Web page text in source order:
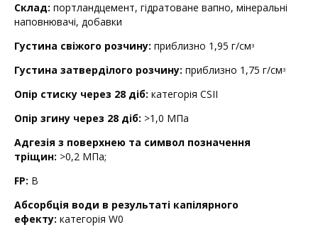
Склад: портландцемент, гідратоване вапно, мінеральні
наповнювачі, добавки
Густина свіжого розчину: приблизно 1,95 г/см3
Густина затверділого розчину: приблизно 1,75 г/см3
Опір стиску через 28 діб: категорія CSII
Опір згину через 28 діб: >1,0 МПa
Адгезія з поверхнею та символ позначення
тріщин: >0,2 MПa;
FP: В
Абсорбція води в результаті капілярного
ефекту: категорія W0